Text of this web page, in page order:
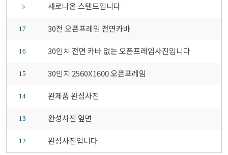
새로나온 스텐드입니다
17 30전 오픈프레임 전면카바
16 30인치 전면 카바 없는 오픈프레임사진입니다
15 30인치 2560X1600 오픈프레임
14 완제품 완성사진
13 완성사진 옆면
12 완성사진입니다